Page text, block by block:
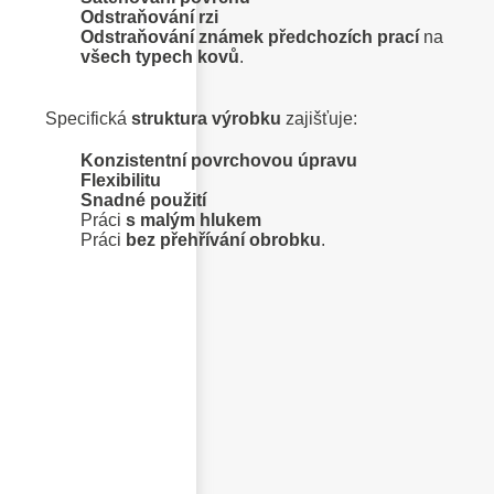
Odstraňování rzi
Odstraňování známek předchozích prací na
všech typech kovů.
Specifickástruktura výrobku zajišťuje:
Konzistentní povrchovou úpravu
Flexibilitu
Snadné použití
Prácis malým hlukem
Práci bez přehřívání obrobku.